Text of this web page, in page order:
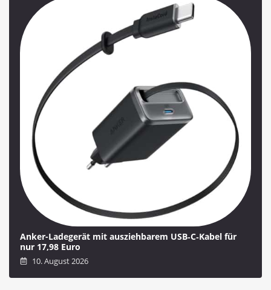
Anker-Ladegerät mit ausziehbarem USB‑C‑Kabel für
nur 17,98 Euro
10. August 2026